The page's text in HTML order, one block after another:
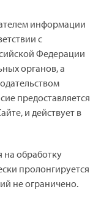
информации
с
Федерации
органов, а
предоставляется
и действует в
на обработку
пролонгируется
не ограничено.